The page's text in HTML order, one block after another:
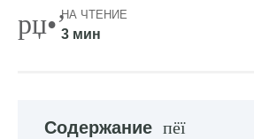
НА ЧТЕНИЕ
3 мин
Содержание